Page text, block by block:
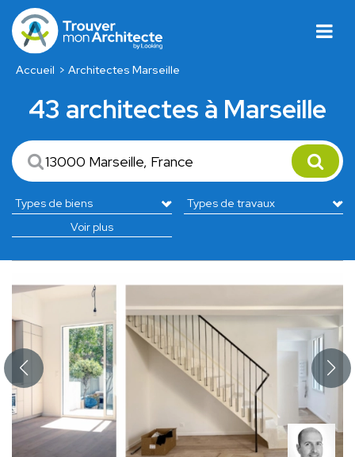
Accueil Architectes Marseille
43 architectes à Marseille
Voir plus